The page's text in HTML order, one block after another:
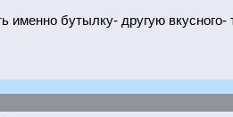
именно бутылку- другую